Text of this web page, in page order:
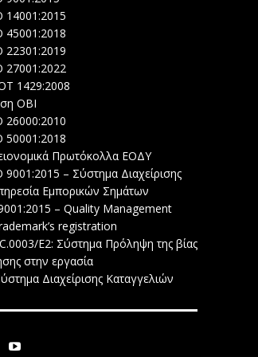
14001:2015
45001:2018
22301:2019
27001:2022
1429:2008
ΟΒΙ
26000:2010
50001:2018
Πρωτόκολλα ΕΟΔΥ
9001:2015 – Σύστημα Διαχείρισης
Εμπορικών Σημάτων
– Quality Management
registration
E2: Σύστημα Πρόληψη της βίας
στην εργασία
Διαχείρισης Καταγγελιών